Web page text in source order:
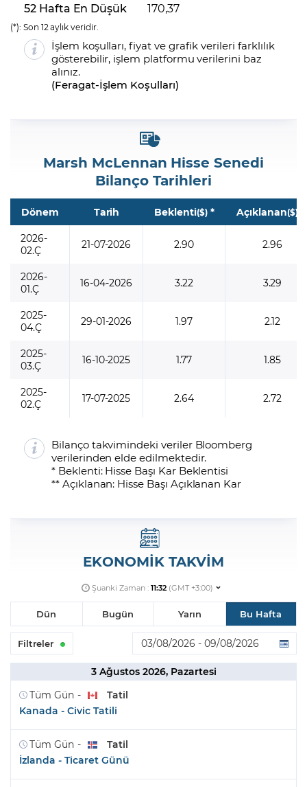
52 Hafta En Düşük
170,37
(*): Son 12 aylık veridir.
İşlem koşulları, fiyat ve grafik verileri farklılık
gösterebilir, işlem platformu verilerini baz
alınız.
(Feragat-İşlem Koşulları)
Marsh McLennan Hisse Senedi
Bilanço Tarihleri
Dönem Tarih Beklenti($)* Açıklanan($)
2026-
02.Ç
21-07-2026 2.90 2.96
2026-
01.Ç
16-04-2026 3.22 3.29
2025-
04.Ç
29-01-2026 1.97 2.12
2025-
03.Ç
16-10-2025 1.77 1.85
2025-
02.Ç
17-07-2025 2.64 2.72
Bilanço takvimindeki veriler Bloomberg
verilerinden elde edilmektedir.
* Beklenti: Hisse Başı Kar Beklentisi
** Açıklanan: Hisse Başı Açıklanan Kar
EKONOMİK TAKVİM